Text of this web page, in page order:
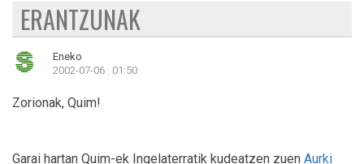
ERANTZUNAK
Eneko
2002-07-06 : 01:50
Zorionak, Quim!
Garai hartan Quim-ek Ingelaterratik kudeatzen zuen Aurki